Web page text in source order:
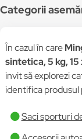
Categorii
În cazul în care
sintetica, 5 kg, 15
invit să explorezi
identifica produsul
Saci sporturi